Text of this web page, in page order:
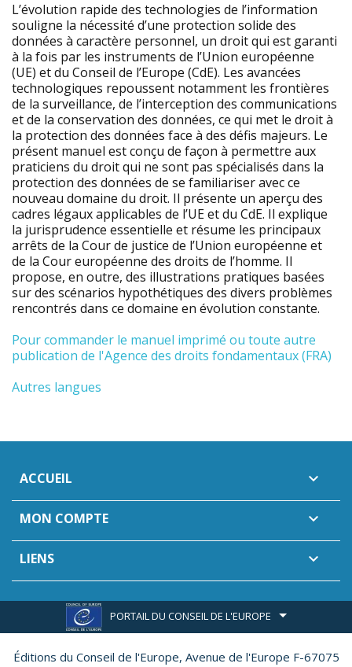
L’évolution rapide des technologies de l’information
souligne la nécessité d’une protection solide des
données à caractère personnel, un droit qui est garanti
à la fois par les instruments de l’Union européenne
(UE) et du Conseil de l’Europe (CdE). Les avancées
technologiques repoussent notamment les frontières
de la surveillance, de l’interception des communications
et de la conservation des données, ce qui met le droit à
la protection des données face à des défis majeurs. Le
présent manuel est conçu de façon à permettre aux
praticiens du droit qui ne sont pas spécialisés dans la
protection des données de se familiariser avec ce
nouveau domaine du droit. Il présente un aperçu des
cadres légaux applicables de l’UE et du CdE. Il explique
la jurisprudence essentielle et résume les principaux
arrêts de la Cour de justice de l’Union européenne et
de la Cour européenne des droits de l’homme. Il
propose, en outre, des illustrations pratiques basées
sur des scénarios hypothétiques des divers problèmes
rencontrés dans ce domaine en évolution constante.
Pour commander le manuel imprimé ou toute autre
publication de l'Agence des droits fondamentaux (FRA)
Autres langues
ACCUEIL 
MON COMPTE 
LIENS 
PORTAIL DU CONSEIL DE L'EUROPE
Éditions du Conseil de l'Europe, Avenue de l'Europe F-67075